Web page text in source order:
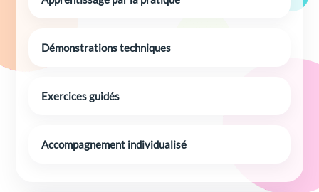
Démonstrations techniques
Exercices guidés
Accompagnement individualisé